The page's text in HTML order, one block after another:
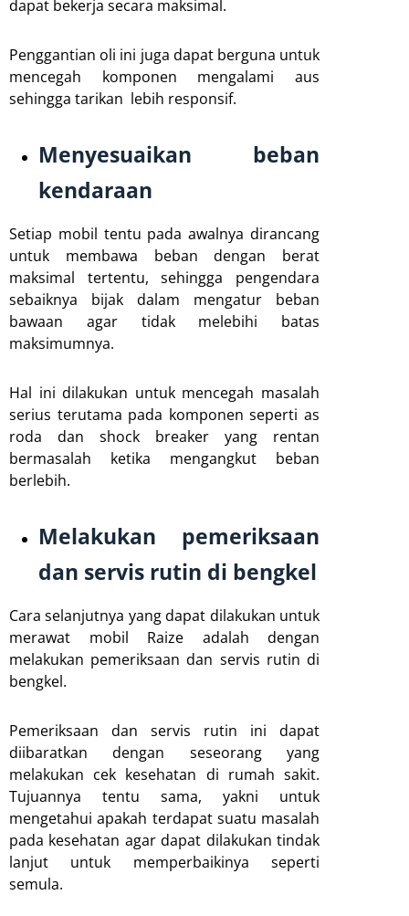
dapat bekerja secara maksimal.
Penggantian oli ini juga dapat berguna untuk
mencegah komponen mengalami aus
sehingga tarikan lebih responsif.
Menyesuaikan beban
kendaraan
Setiap mobil tentu pada awalnya dirancang
untuk membawa beban dengan berat
maksimal tertentu, sehingga pengendara
sebaiknya bijak dalam mengatur beban
bawaan agar tidak melebihi batas
maksimumnya.
Hal ini dilakukan untuk mencegah masalah
serius terutama pada komponen seperti as
roda dan shock breaker yang rentan
bermasalah ketika mengangkut beban
berlebih.
Melakukan pemeriksaan
dan servis rutin di bengkel
Cara selanjutnya yang dapat dilakukan untuk
merawat mobil Raize adalah dengan
melakukan pemeriksaan dan servis rutin di
bengkel.
Pemeriksaan dan servis rutin ini dapat
diibaratkan dengan seseorang yang
melakukan cek kesehatan di rumah sakit.
Tujuannya tentu sama, yakni untuk
mengetahui apakah terdapat suatu masalah
pada kesehatan agar dapat dilakukan tindak
lanjut untuk memperbaikinya seperti
semula.